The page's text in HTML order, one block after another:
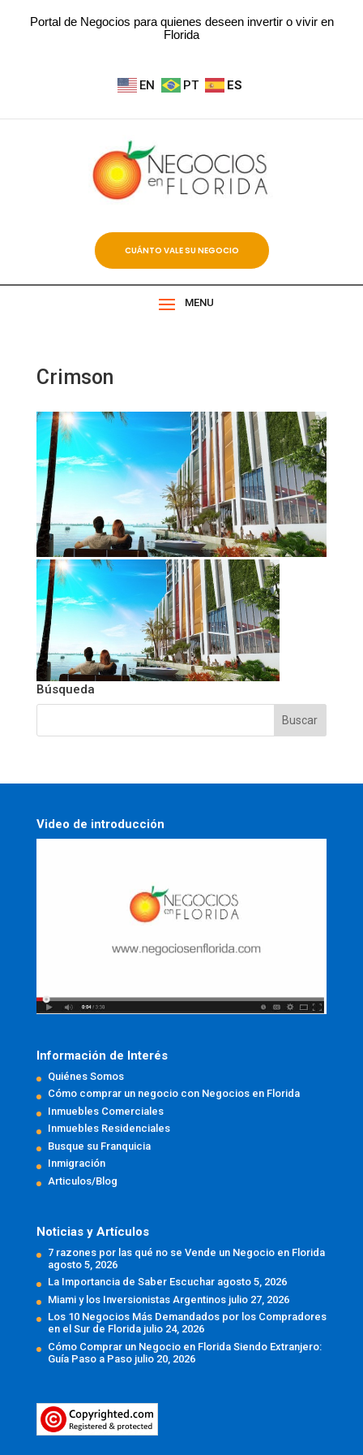
Portal de Negocios para quienes deseen invertir o vivir en
Florida
EN PT ES
CUÁNTO VALE SU NEGOCIO
MENU
Crimson
Búsqueda
Video de introducción
Información de Interés
Quiénes Somos
Cómo comprar un negocio con Negocios en Florida
Inmuebles Comerciales
Inmuebles Residenciales
Busque su Franquicia
Inmigración
Articulos/Blog
Noticias y Artículos
7 razones por las qué no se Vende un Negocio en Florida
agosto 5, 2026
La Importancia de Saber Escuchar agosto 5, 2026
Miami y los Inversionistas Argentinos julio 27, 2026
Los 10 Negocios Más Demandados por los Compradores
en el Sur de Florida julio 24, 2026
Cómo Comprar un Negocio en Florida Siendo Extranjero:
Guía Paso a Paso julio 20, 2026